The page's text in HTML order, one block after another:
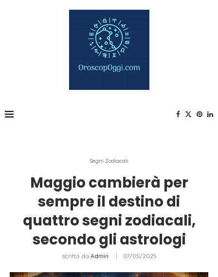
Segni Zodiacali
Maggio cambierà per
sempre il destino di
quattro segni zodiacali,
secondo gli astrologi
scritto da Admin 07/05/2025